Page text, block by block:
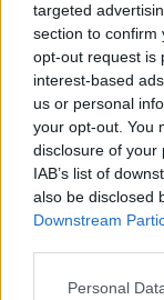
targeted
section to confirm
opt-out request is
interest-based
us or personal
your opt-out. You
disclosure of your
IAB’s list of
also be disclosed
Downstream
Personal